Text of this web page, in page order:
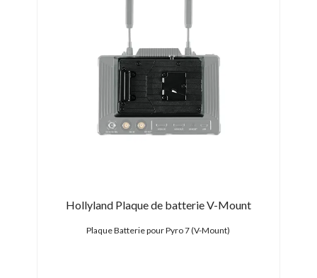
Hollyland Plaque de batterie V-Mount
Plaque Batterie pour Pyro 7 (V-Mount)